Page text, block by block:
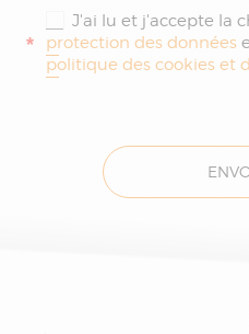
*
J'ai lu et j'accepte la
protection des données
politique des cookies et